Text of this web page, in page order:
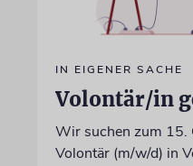
IN EIGENER SACHE
Volontär/in
Wir suchen zum 15.
Volontär (m/w/d) in